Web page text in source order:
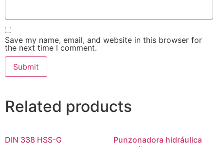
Save my name, email, and website in this browser for
the next time I comment.
Related products
DIN 338 HSS-G
Punzonadora hidráulica